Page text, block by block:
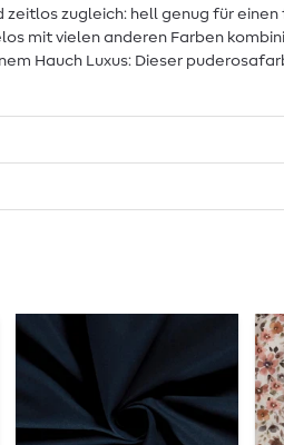
zugleich: hell genug für
mit vielen anderen Farben
Hauch Luxus: Dieser